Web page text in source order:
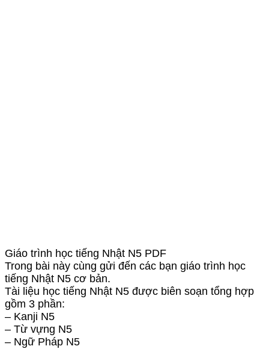
Giáo trình học tiếng Nhật N5 PDF
Trong bài này cùng gửi đến các bạn giáo trình học
tiếng Nhật N5 cơ bản.
Tài liệu học tiếng Nhật N5 được biên soạn tổng hợp
gồm 3 phần:
– Kanji N5
– Từ vựng N5
– Ngữ Pháp N5